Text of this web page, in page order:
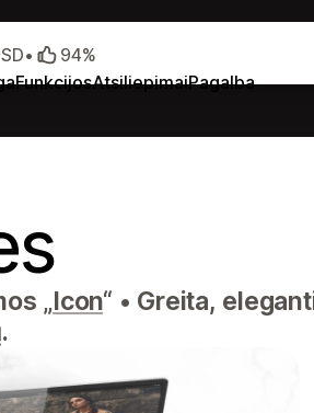
FunkcijosAtsiliepimaiPagalba
• 94%
„Icon“ • Greita,